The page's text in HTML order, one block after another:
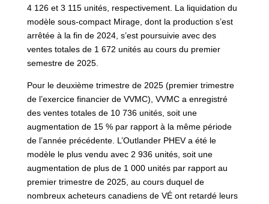
4 126 et 3 115 unités, respectivement. La liquidation du
modèle sous-compact Mirage, dont la production s’est
arrêtée à la fin de 2024, s’est poursuivie avec des
ventes totales de 1 672 unités au cours du premier
semestre de 2025.
Pour le deuxième trimestre de 2025 (premier trimestre
de l’exercice financier de VVMC), VVMC a enregistré
des ventes totales de 10 736 unités, soit une
augmentation de 15 % par rapport à la même période
de l’année précédente. L’Outlander PHEV a été le
modèle le plus vendu avec 2 936 unités, soit une
augmentation de plus de 1 000 unités par rapport au
premier trimestre de 2025, au cours duquel de
nombreux acheteurs canadiens de VÉ ont retardé leurs